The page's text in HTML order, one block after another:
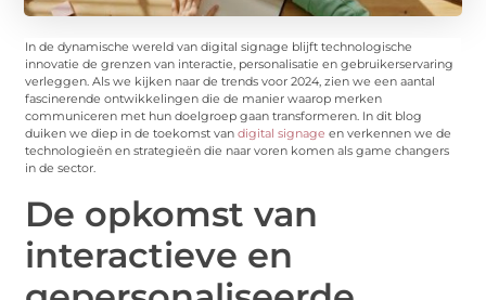
In de dynamische wereld van digital signage blijft technologische
innovatie de grenzen van interactie, personalisatie en gebruikerservaring
verleggen. Als we kijken naar de trends voor 2024, zien we een aantal
fascinerende ontwikkelingen die de manier waarop merken
communiceren met hun doelgroep gaan transformeren. In dit blog
duiken we diep in de toekomst van digital signage en verkennen we de
technologieën en strategieën die naar voren komen als game changers
in de sector.
De opkomst van
interactieve en